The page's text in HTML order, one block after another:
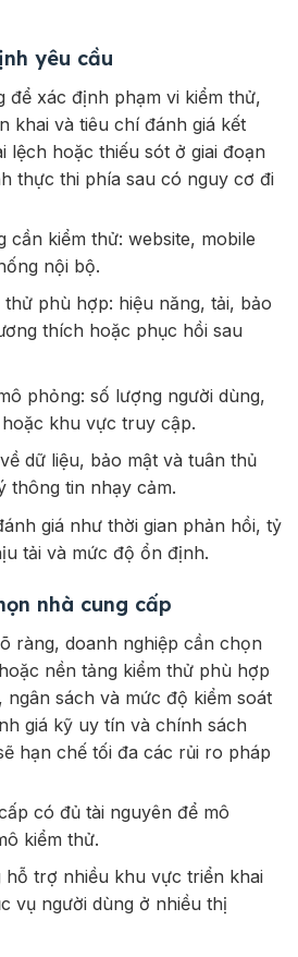
yêu cầu
để xác định phạm vi kiểm thử,
khai và tiêu chí đánh giá kết
lệch hoặc thiếu sót ở giai đoạn
thực thi phía sau có nguy cơ đi
cần kiểm thử: website, mobile
nội bộ.
phù hợp: hiệu năng, tải, bảo
thích hoặc phục hồi sau
phỏng: số lượng người dùng,
khu vực truy cập.
dữ liệu, bảo mật và tuân thủ
thông tin nhạy cảm.
giá như thời gian phản hồi, tỷ
tải và mức độ ổn định.
nhà cung cấp
ràng, doanh nghiệp cần chọn
nền tảng kiểm thử phù hợp
sách và mức độ kiểm soát
giá kỹ uy tín và chính sách
hạn chế tối đa các rủi ro pháp
có đủ tài nguyên để mô
kiểm thử.
hỗ trợ nhiều khu vực triển khai
vụ người dùng ở nhiều thị